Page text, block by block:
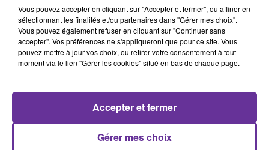
Radio Orient Sport
Les sportifs du monde entier montrent leur solidarités
avec le peuple Marocain après le séisme qui a frappé la
région du Haut Atlas Marocain
0:00 12 min 28 sec
Vous pouvez accepter en cliquant sur "Accepter et fermer", ou affiner en
sélectionnant les finalités et/ou partenaires dans "Gérer mes choix".
Vous pouvez également refuser en cliquant sur "Continuer sans
accepter". Vos préférences ne s'appliqueront que pour ce site. Vous
pouvez mettre à jour vos choix, ou retirer votre consentement à tout
moment via le lien "Gérer les cookies" situé en bas de chaque page.
Gérer mes choix
Accepter et fermer